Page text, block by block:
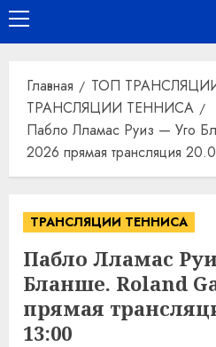
Основное
меню
Главная
ТОП
ТРАНСЛЯЦИИ ТЕННИСА
Пабло Лламас Руиз — Уго
2026 прямая трансляция
ТРАНСЛЯЦИИ ТЕННИСА
Пабло Лламас
Бланше. Roland
прямая
13:00